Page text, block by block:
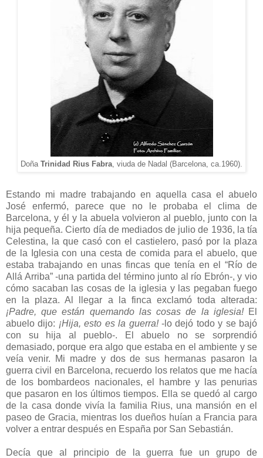
Doña Trinidad Rius Fabra , viuda de Nadal (Barcelona, ca.1960).
Estando mi madre trabajando en aquella casa el abuelo
José enfermó, parece que no le probaba el clima de
Barcelona, y él y la abuela volvieron al pueblo, junto con la
hija pequeña. Cierto día de mediados de julio de 1936, la tía
Celestina, la que casó con el castielero, pasó por la plaza
de la Iglesia con una cesta de comida para el abuelo, que
estaba trabajando en unas fincas que tenía en el “Río de
Allá Arriba” -una partida del término junto al río Ebrón-, y vio
cómo sacaban las cosas de la iglesia y las pegaban fuego
en la plaza. Al llegar a la finca exclamó toda alterada:
¡Padre, que están quemando las cosas de la iglesia!El
abuelo dijo: ¡Hija, esto es la guerra!-lo dejó todo y se bajó
con su hija al pueblo-. El abuelo no se sorprendió
demasiado, porque era algo que estaba en el ambiente y se
veía venir. Mi madre y dos de sus hermanas pasaron la
guerra civil en Barcelona, recuerdo los relatos que me hacía
de los bombardeos nacionales, el hambre y las penurias
que pasaron en los últimos tiempos. Ella se quedó al cargo
de la casa donde vivía la familia Rius, una mansión en el
paseo de Gracia, mientras los dueños huían a Francia para
volver a entrar después en España por San Sebastián.
Decía que al principio de la guerra fue un grupo de